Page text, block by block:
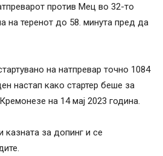
против Мец во 32-то
на теренот до 58. минута пред да
на натпревар точно 1084
настап како стартер беше за
на 14 мај 2023 година.
казната за допинг и се